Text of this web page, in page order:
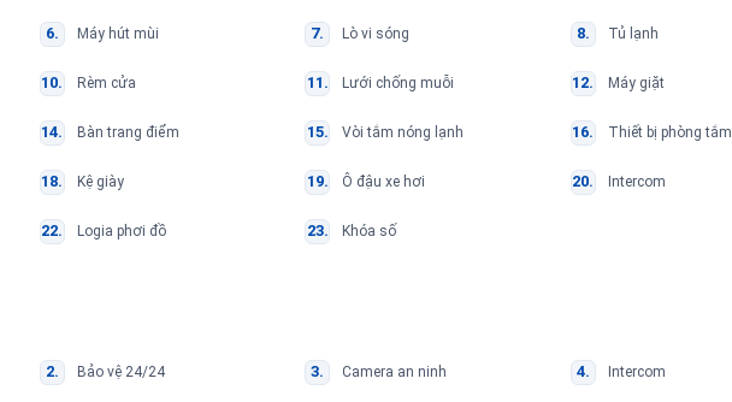
Máy hút mùi Lò vi sóng Tủ lạnh
Rèm cửa Lưới chống muỗi Máy giặt
Bàn trang điểm Vòi tắm nóng lạnh Thiết bị phòng tắm
Kệ giày Ô đậu xe hơi Intercom
Logia phơi đồ Khóa số
Bảo vệ 24/24 Camera an ninh Intercom